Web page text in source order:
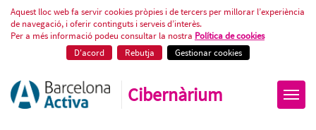
Fitxa Activitat
Aquest lloc web fa servir cookies pròpies i de tercers per millorar l’experiència
de navegació, i oferir continguts i serveis d’interès.
Per a més informació podeu consultar la nostra Política de cookies
D'acord
Rebutja Gestionar cookies
Cibernàrium